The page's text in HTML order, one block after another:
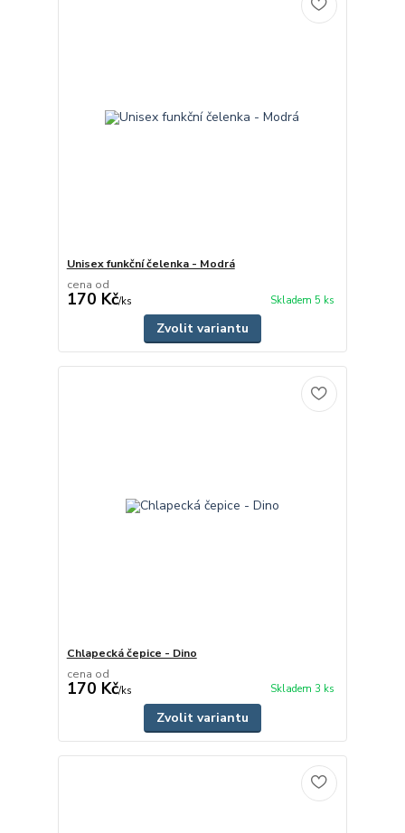
Unisex funkční čelenka - Modrá
cena od
170 Kč/ks Skladem 5 ks
Zvolit variantu
Chlapecká čepice - Dino
cena od
170 Kč/ks Skladem 3 ks
Zvolit variantu